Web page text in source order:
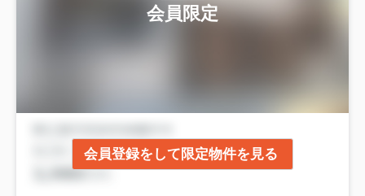
会員限定
会員登録をして限定物件を見る